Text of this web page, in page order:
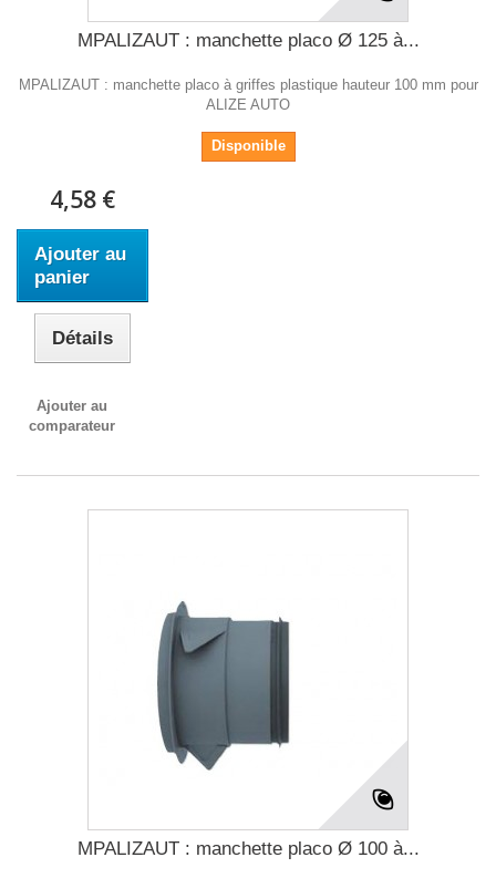
MPALIZAUT : manchette placo Ø 125 à...
MPALIZAUT : manchette placo à griffes plastique hauteur 100 mm pour
ALIZE AUTO
Disponible
4,58 €
Ajouter au
panier
Détails
Ajouter au
comparateur
MPALIZAUT : manchette placo Ø 100 à...